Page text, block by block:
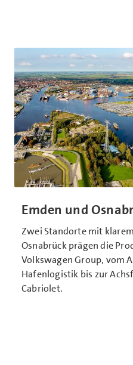
Emden und
Zwei Standorte mit
Osnabrück prägen die
Volkswagen Group, vom
Hafenlogistik bis zur
Cabriolet.